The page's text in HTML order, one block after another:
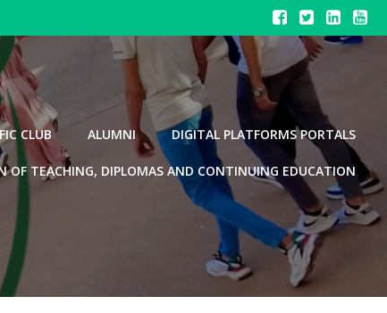
CLUB ALUMNI DIGITAL PLATFORMS PORTALS
OF TEACHING, DIPLOMAS AND CONTINUING EDUCATION